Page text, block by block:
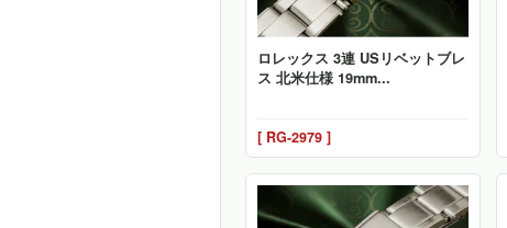
ロレックス 3連 USリベットブレ
ス 北米仕様 19mm...
[ RG-2979 ]